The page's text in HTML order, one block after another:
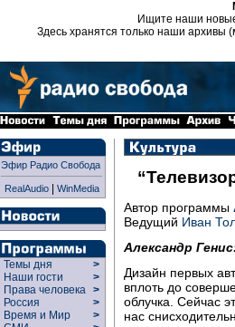
Ищите наши
Здесь хранятся только наши архивы
Эфир Радио Свобода
RealAudio| WinMedia
Темы дня
>
Наши гости
>
Права человека >
Россия
>
Время и Мир
>
Автор программы
Ведущий Иван
Александр
Дизайн первых
вплоть до
облучка. Сейчас
нас